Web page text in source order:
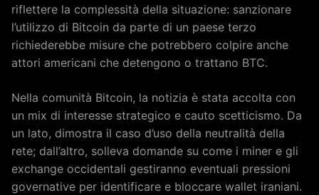
riflettere la complessità della situazione: sanzionare
l’utilizzo di Bitcoin da parte di un paese terzo
richiederebbe misure che potrebbero colpire anche
attori americani che detengono o trattano BTC.
Nella comunità Bitcoin, la notizia è stata accolta con
un mix di interesse strategico e cauto scetticismo. Da
un lato, dimostra il caso d’uso della neutralità della
rete; dall’altro, solleva domande su come i miner e gli
exchange occidentali gestiranno eventuali pressioni
governative per identificare e bloccare wallet iraniani.